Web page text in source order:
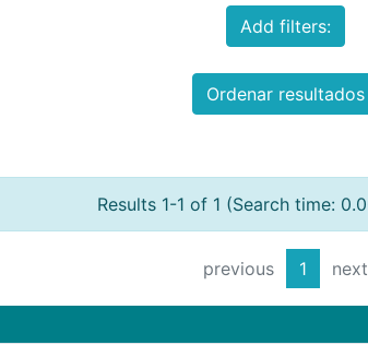
Add filters:
Ordenar resultados
Results 1-1 of 1 (Search time:
previous 1 next